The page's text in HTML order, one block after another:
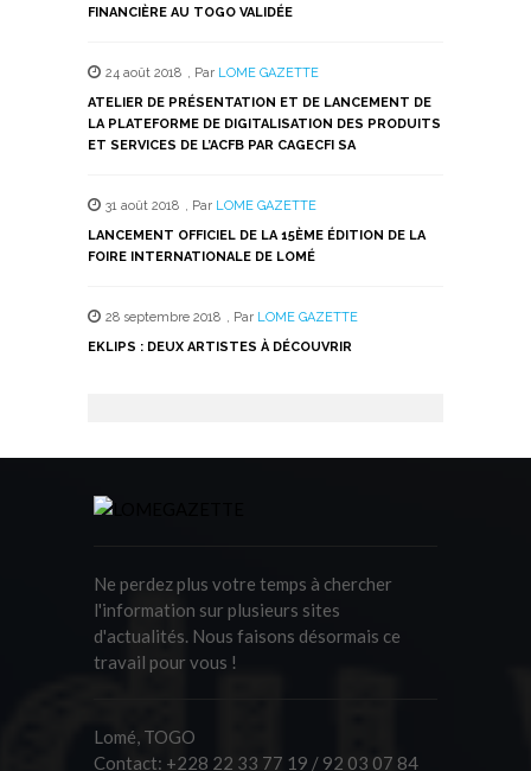
FINANCIÈRE AU TOGO VALIDÉE
24 août 2018 , Par LOME GAZETTE
ATELIER DE PRÉSENTATION ET DE LANCEMENT DE
LA PLATEFORME DE DIGITALISATION DES PRODUITS
ET SERVICES DE L’ACFB PAR CAGECFI SA
31 août 2018 , Par LOME GAZETTE
LANCEMENT OFFICIEL DE LA 15ÈME ÉDITION DE LA
FOIRE INTERNATIONALE DE LOMÉ
28 septembre 2018 , Par LOME GAZETTE
EKLIPS : DEUX ARTISTES À DÉCOUVRIR
Ne perdez plus votre temps à chercher
l'information sur plusieurs sites
d'actualités. Nous faisons désormais ce
travail pour vous !
Lomé, TOGO
Contact: +228 22 33 77 19 / 92 03 07 84